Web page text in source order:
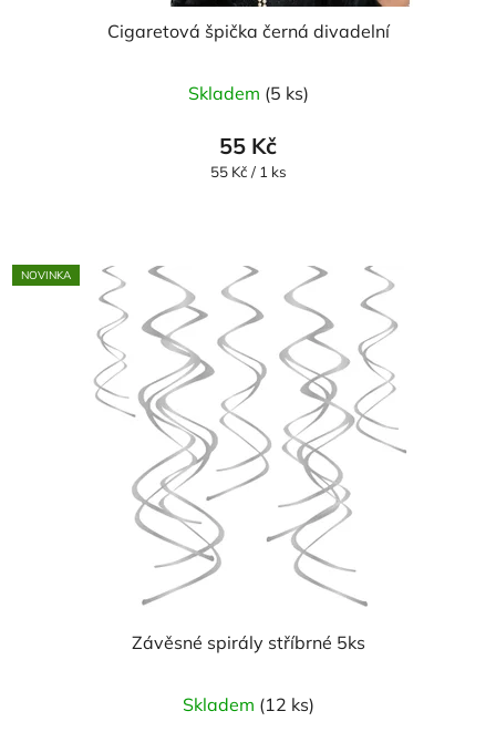
Cigaretová špička černá divadelní
Skladem (5 ks)
55 Kč
Měrná
55 Kč / 1 ks
NOVINKA
Závěsné spirály stříbrné 5ks
Skladem (12 ks)